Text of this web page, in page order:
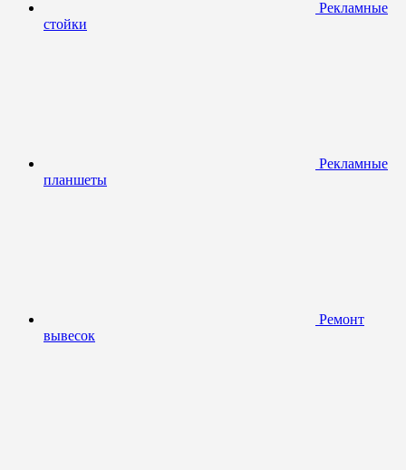
Рекламные
стойки
Рекламные
планшеты
Ремонт
вывесок